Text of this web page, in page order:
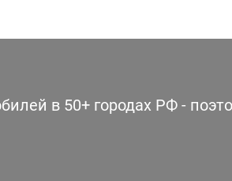
в 50+ городах РФ -